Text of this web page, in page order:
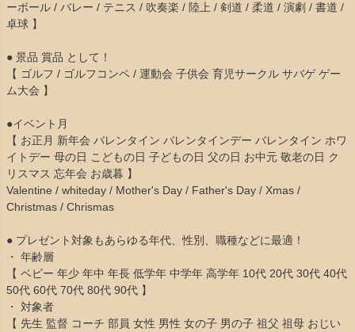
ーボール / バレー / テニス / 吹奏楽 / 陸上 / 剣道 / 柔道 / 演劇 / 書道 /
卓球 】
● 景品 賞品 として！
【 ゴルフ / ゴルフコンペ / 運動会 子供会 育児サークル サバゲ ゲー
ム大会 】
●イベント月
【 お正月 新年会 バレンタイン バレンタインデー バレンタイン ホワ
イトデー 母の日 こどもの日 子どもの日 父の日 お中元 敬老の日 ク
リスマス 忘年会 お歳暮 】
Valentine / whiteday / Mother's Day / Father's Day / Xmas /
Christmas / Chrismas
● プレゼント対象もあらゆる年代、性別、職種などに最適！
・ 年齢層
【 ベビー 年少 年中 年長 低学年 中学年 高学年 10代 20代 30代 40代
50代 60代 70代 80代 90代 】
・ 対象者
【 先生 監督 コーチ 部員 女性 男性 女の子 男の子 祖父 祖母 おじい